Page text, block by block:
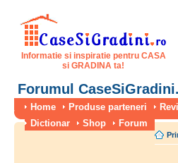
Informatie si inspiratie pentru CASA
si GRADINA ta!
Forumul
Home Produse parteneri
Dictionar
Shop Forum